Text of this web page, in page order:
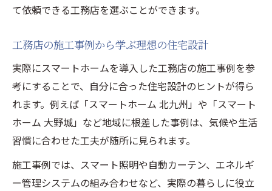
て依頼できる工務店を選ぶことができます。
工務店の施工事例から学ぶ理想の住宅設計
実際にスマートホームを導入した工務店の施工事例を参
考にすることで、自分に合った住宅設計のヒントが得ら
れます。例えば「スマートホーム 北九州」や「スマート
ホーム 大野城」など地域に根差した事例は、気候や生活
習慣に合わせた工夫が随所に見られます。
施工事例では、スマート照明や自動カーテン、エネルギ
ー管理システムの組み合わせなど、実際の暮らしに役立